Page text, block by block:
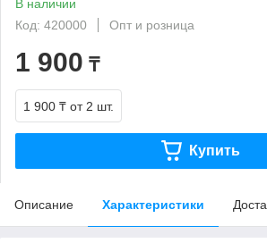
В наличии
Код: 420000
Опт и розница
1 900 ₸
1 900 ₸ от 2 шт.
Купить
Описание Характеристики